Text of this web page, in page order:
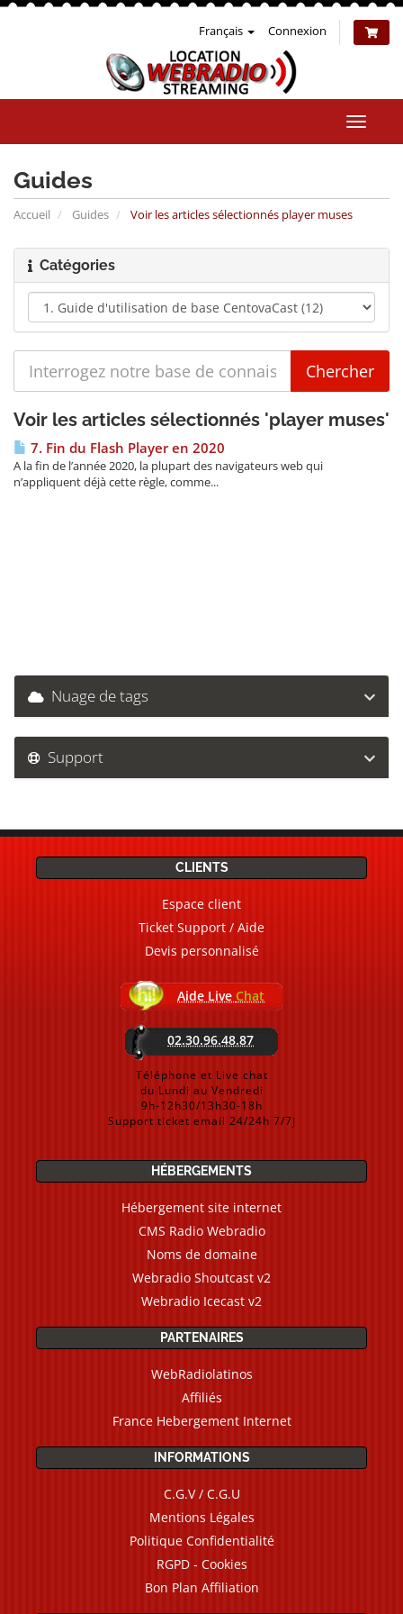
Français Connexion
la
Guides
Accueil Guides Voir les articles sélectionnés player muses
Catégories
Voir les articles sélectionnés 'player muses'
7. Fin du Flash Player en 2020
A la fin de l’année 2020, la plupart des navigateurs web qui
n’appliquent déjà cette règle, comme...
Nuage de tags
Support
CLIENTS
Espace client
Ticket Support / Aide
Devis personnalisé
Aide Live Chat
02.30.96.48.87
Téléphone et Live chat
du Lundi au Vendredi
9h-12h30/13h30-18h
Support ticket email 24/24h 7/7j
HÉBERGEMENTS
Hébergement site internet
CMS Radio Webradio
Noms de domaine
Webradio Shoutcast v2
Webradio Icecast v2
PARTENAIRES
WebRadiolatinos
Affiliés
France Hebergement Internet
INFORMATIONS
C.G.V / C.G.U
Mentions Légales
Politique Confidentialité
RGPD - Cookies
Bon Plan Affiliation